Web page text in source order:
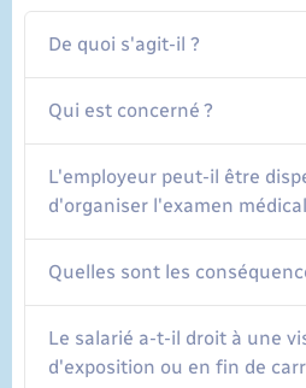
De quoi s'agit-il ?
Qui est concerné ?
L'employeur peut-il être
d'organiser l'examen
Quelles sont les
Le salarié a-t-il droit à une
d'exposition ou en fin de